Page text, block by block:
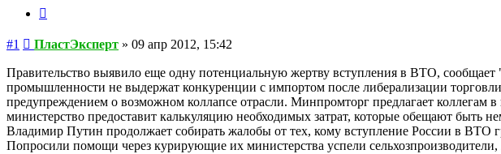
#1 Сообщение
ПластЭксперт » 09 апр 2012, 15:42
Правительство выявило еще одну потенциальную жертву вступления в ВТО,
промышленности не выдержат конкуренции с импортом после либерализации
предупреждением о возможном коллапсе отрасли. Минпромторг предлагает коллегам
министерство предоставит калькуляцию необходимых затрат, которые обещают быть
Владимир Путин продолжает собирать жалобы от тех, кому вступление России в ВТО
Попросили помощи через курирующие их министерства успели